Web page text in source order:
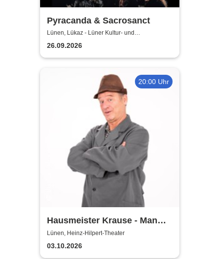
Pyracanda & Sacrosanct
Lünen, Lükaz - Lüner Kultur- und
Aktionszentrum
26.09.2026
20:00 Uhr
Hausmeister Krause - Man
lebt nur zweimal
Lünen, Heinz-Hilpert-Theater
03.10.2026